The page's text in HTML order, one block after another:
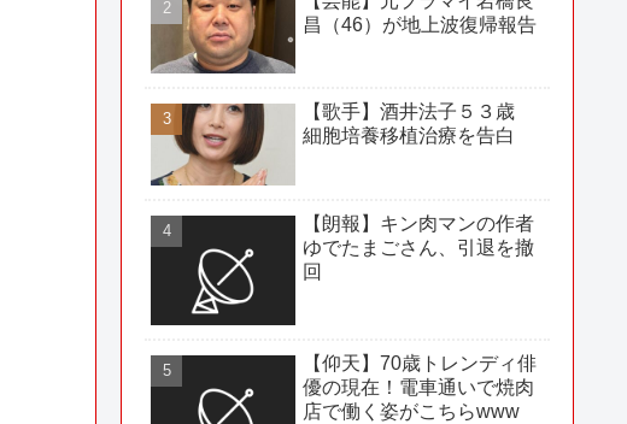
昌（46）が地上波復帰報告
【歌手】酒井法子５３歳
細胞培養移植治療を告白
【朗報】キン肉マンの作者
ゆでたまごさん、引退を撤
回
【仰天】70歳トレンディ俳
優の現在！電車通いで焼肉
店で働く姿がこちらwww